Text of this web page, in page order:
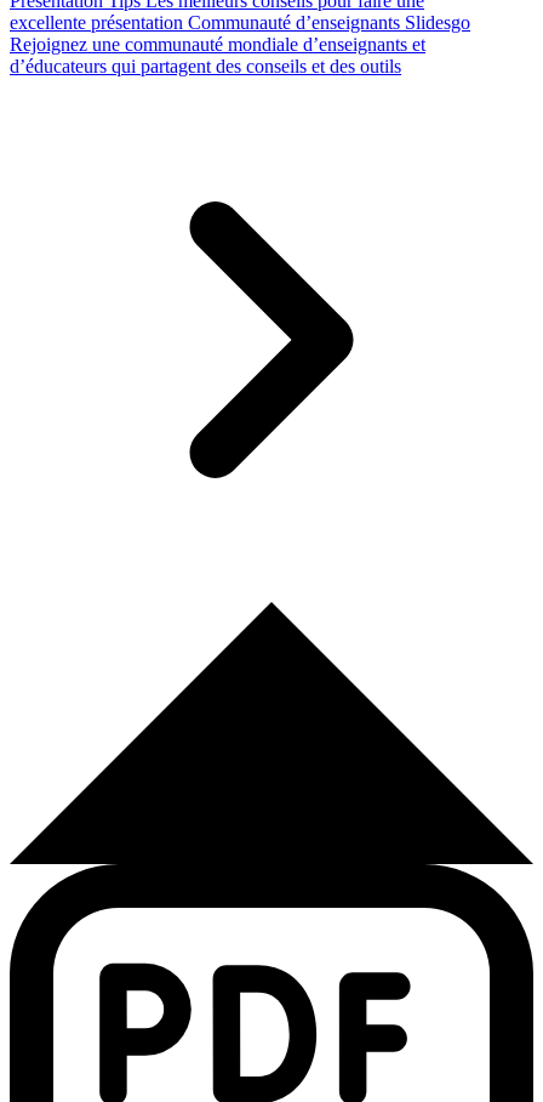
excellente présentation Communauté d’enseignants Slidesgo
Rejoignez une communauté mondiale d’enseignants et
d’éducateurs qui partagent des conseils et des outils